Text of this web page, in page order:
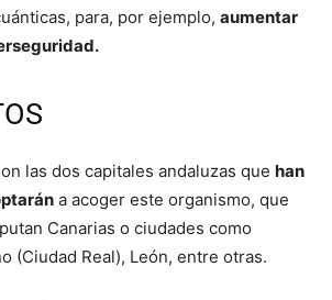
para, por ejemplo, aumentar
las dos capitales andaluzas que han
a acoger este organismo, que
Canarias o ciudades como
(Ciudad Real), León, entre otras.